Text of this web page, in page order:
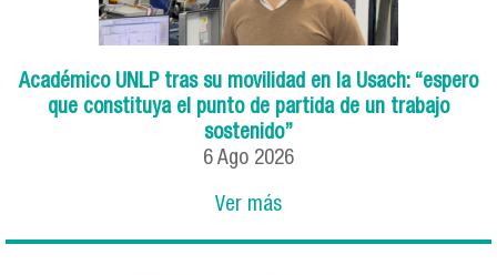
Académico UNLP tras su movilidad en la Usach: “espero
que constituya el punto de partida de un trabajo
sostenido”
6 Ago 2026
Ver más